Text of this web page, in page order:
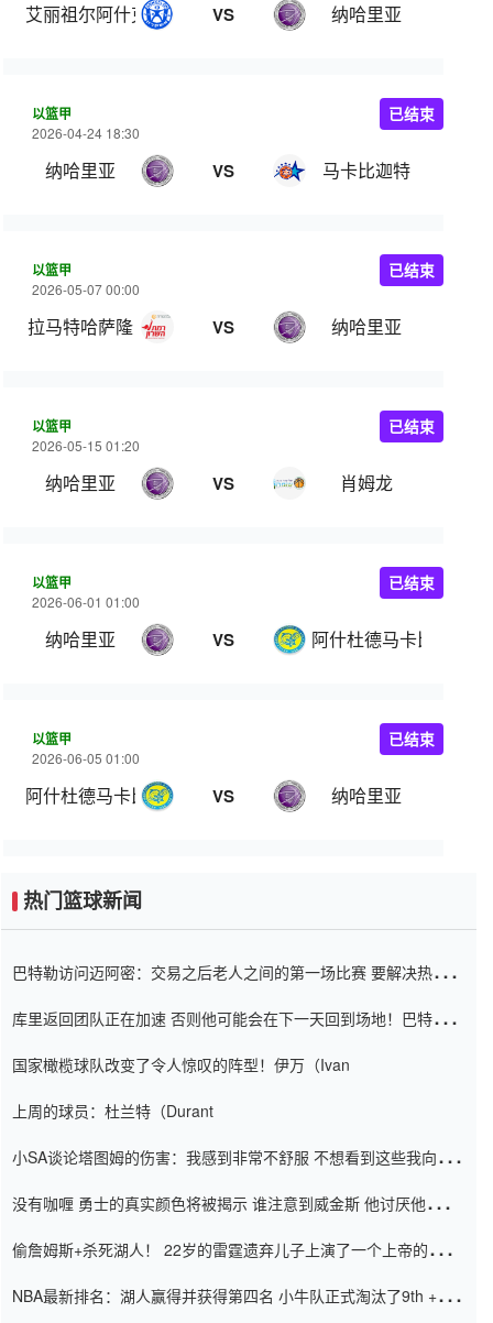
艾丽祖尔阿什克伦 VS 纳哈里亚
以篮甲
2026-04-24 18:30
纳哈里亚 VS 马卡比迦特
已结束
以篮甲
2026-05-07 00:00
拉马特哈萨隆 VS 纳哈里亚
已结束
以篮甲
2026-05-15 01:20
纳哈里亚 VS 肖姆龙
已结束
以篮甲
2026-06-01 01:00
纳哈里亚 VS 阿什杜德马卡比
已结束
以篮甲
2026-06-05 01:00
阿什杜德马卡比 VS 纳哈里亚
已结束
热门篮球新闻
巴特勒访问迈阿密：交易之后老人之间的第一场比赛 要解决热情的
库里返回团队正在加速 否则他可能会在下一天回到场地！巴特勒迈
国家橄榄球队改变了令人惊叹的阵型！伊万（Ivan
上周的球员：杜兰特（Durant
小SA谈论塔图姆的伤害：我感到非常不舒服 不想看到这些我向他
没有咖喱 勇士的真实颜色将被揭示 谁注意到威金斯 他讨厌他的老
偷詹姆斯+杀死湖人！ 22岁的雷霆遗弃儿子上演了一个上帝的剧
NBA最新排名：湖人赢得并获得第四名 小牛队正式淘汰了9th + 76